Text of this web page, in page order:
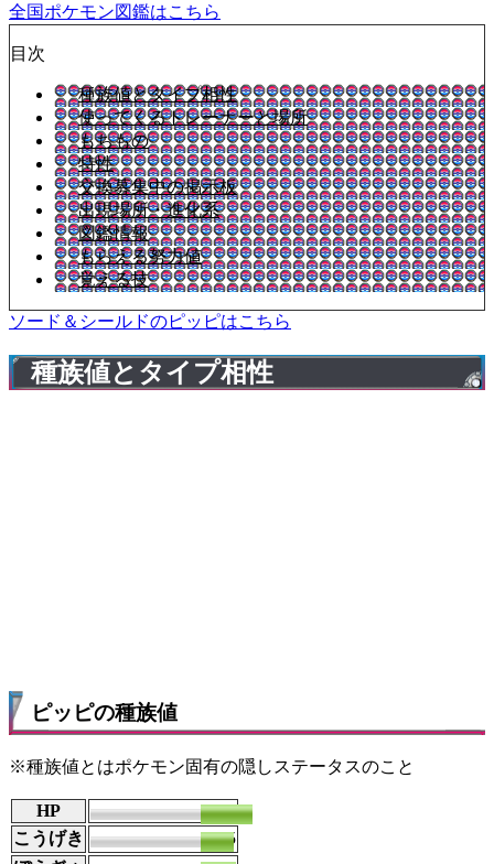
全国ポケモン図鑑はこちら
目次
種族値とタイプ相性
使ってくるトレーナーと場所
もちもの
特性
交換募集中の掲示板
出現場所・進化系
図鑑情報
もらえる努力値
覚える技
ソード＆シールドのピッピはこちら
種族値とタイプ相性
ピッピの種族値
※種族値とはポケモン固有の隠しステータスのこと
HP
70
こうげき
45